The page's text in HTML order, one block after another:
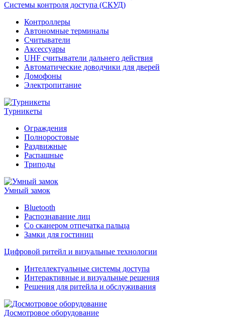
Системы контроля доступа (СКУД)
Контроллеры
Автономные терминалы
Считыватели
Аксессуары
UHF считыватели дальнего действия
Автоматические доводчики для дверей
Домофоны
Электропитание
Турникеты
Ограждения
Полноростовые
Раздвижные
Распашные
Триподы
Умный замок
Bluetooth
Распознавание лиц
Со сканером отпечатка пальца
Замки для гостиниц
Цифровой ритейл и визуальные технологии
Интеллектуальные системы доступа
Интерактивные и визуальные решения
Решения для ритейла и обслуживания
Досмотровое оборудование